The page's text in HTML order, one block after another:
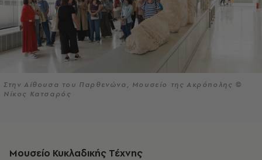
Στην Αίθουσα του Παρθενώνα, Μουσείο της Ακρόπολης ©
Νίκος Κατσαρός
Μουσείο Κυκλαδικής Τέχνης